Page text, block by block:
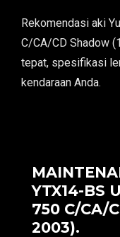
Rekomendasi aki
C/CA/CD Shadow
tepat, spesifikasi
kendaraan Anda.
YTX14-BS
750 C/CA/
2003).